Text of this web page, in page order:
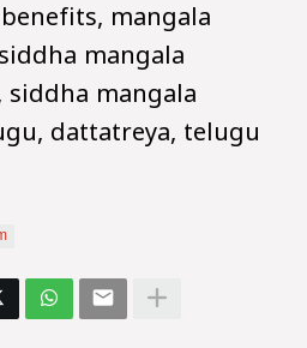
mangala
mangala
mangala
dattatreya, telugu